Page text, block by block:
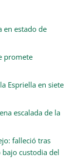
en estado de
promete
Espriella en siete
escalada de la
falleció tras
custodia del